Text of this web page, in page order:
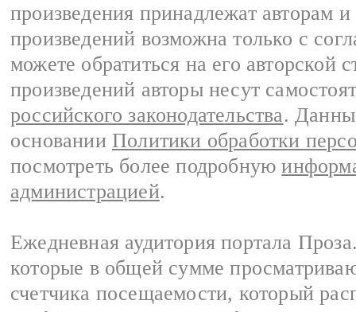
произведения принадлежат авторам
произведений возможна только с
можете обратиться на его авторской
произведений авторы несут
российского законодательства.
основании Политики обработки
посмотреть более подробную
администрацией.
Ежедневная аудитория портала
которые в общей сумме
счетчика посещаемости, который